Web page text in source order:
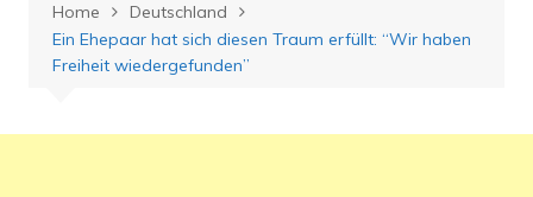
Home
Deutschland
Ein Ehepaar hat sich diesen Traum erfüllt: “Wir haben
Freiheit wiedergefunden”